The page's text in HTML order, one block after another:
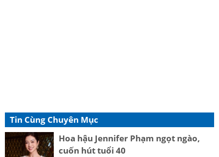
Tin Cùng Chuyên Mục
Hoa hậu Jennifer Phạm ngọt ngào,
cuốn hút tuổi 40